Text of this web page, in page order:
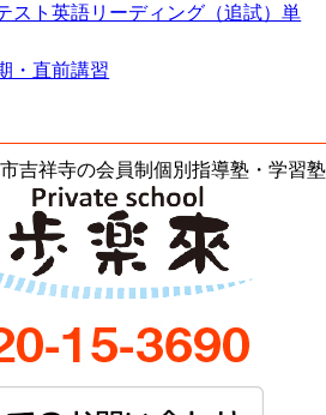
スト英語リーディング（追試）単
・直前講習
吉祥寺の会員制個別指導塾・学習塾